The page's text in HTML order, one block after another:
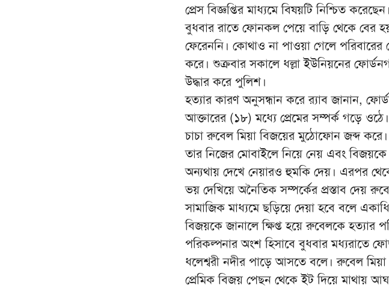
প্রেস বিজ্ঞপ্তির মাধ্যমে বিষয়টি নিশ্চিত করেছেন।
বুধবার রাতে ফোনকল পেয়ে বাড়ি থেকে বের
ফেরেননি। কোথাও না পাওয়া গেলে
করে। শুক্রবার সকালে ধল্লা ইউনিয়নের
উদ্ধার করে পুলিশ।
হত্যার কারণ অনুসন্ধান করে র‌্যাব জানান,
আক্তারের (১৮) মধ্যে প্রেমের সম্পর্ক গড়ে
চাচা রুবেল মিয়া বিজয়ের মুঠোফোন জব্দ
তার নিজের মোবাইলে নিয়ে নেয় এবং
অন্যথায় দেখে নেয়ারও হুমকি দেয়। এরপর
ভয় দেখিয়ে অনৈতিক সম্পর্কের প্রস্তাব দেয়
সামাজিক মাধ্যমে ছড়িয়ে দেয়া হবে বলে
বিজয়কে জানালে ক্ষিপ্ত হয়ে রুবেলকে হত্যার
পরিকল্পনার অংশ হিসাবে বুধবার মধ্যরাতে
ধলেশ্বরী নদীর পাড়ে আসতে বলে। রুবেল
প্রেমিক বিজয় পেছন থেকে ইট দিয়ে মাথায়